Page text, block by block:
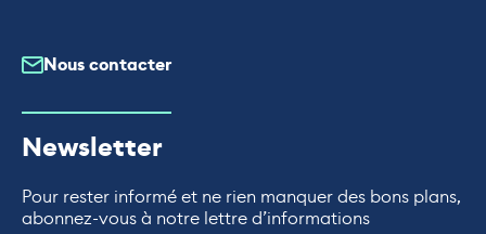
Nous contacter
Newsletter
Pour rester informé et ne rien manquer des bons plans,
abonnez-vous à notre lettre d’informations